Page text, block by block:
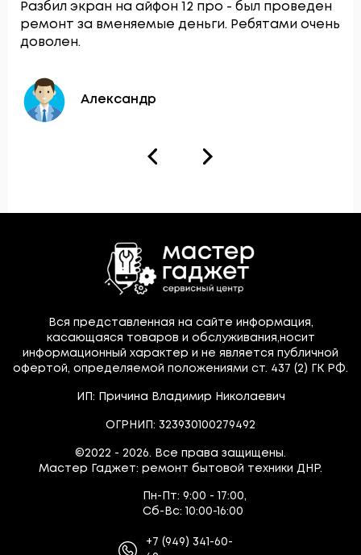
Разбил экран на айфон 12 про - был проведен
ремонт за вменяемые деньги. Ребятами очень
доволен.
Александр
Вся представленная на сайте информация,
касающаяся товаров и обслуживания,носит
информационный характер и не является публичной
офертой, определяемой положениями ст. 437 (2) ГК РФ.
ИП: Причина Владимир Николаевич
ОГРНИП: 323930100279492
©2022 - 2026. Все права защищены.
Мастер Гаджет: ремонт бытовой техники ДНР.
Пн-Пт: 9:00 - 17:00,
Сб-Вс: 10:00-16:00
+7 (949) 341-60-